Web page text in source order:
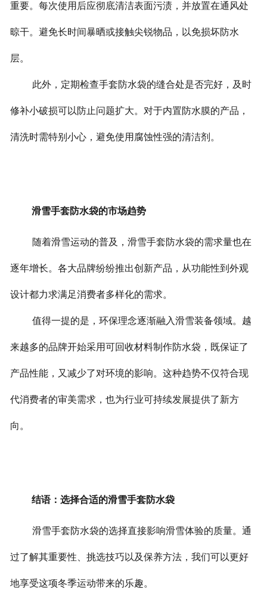
重要。每次使用后应彻底清洁表面污渍，并放置在通风处
晾干。避免长时间暴晒或接触尖锐物品，以免损坏防水
层。
此外，定期检查手套防水袋的缝合处是否完好，及时
修补小破损可以防止问题扩大。对于内置防水膜的产品，
清洗时需特别小心，避免使用腐蚀性强的清洁剂。
滑雪手套防水袋的市场趋势
随着滑雪运动的普及，滑雪手套防水袋的需求量也在
逐年增长。各大品牌纷纷推出创新产品，从功能性到外观
设计都力求满足消费者多样化的需求。
值得一提的是，环保理念逐渐融入滑雪装备领域。越
来越多的品牌开始采用可回收材料制作防水袋，既保证了
产品性能，又减少了对环境的影响。这种趋势不仅符合现
代消费者的审美需求，也为行业可持续发展提供了新方
向。
结语：选择合适的滑雪手套防水袋
滑雪手套防水袋的选择直接影响滑雪体验的质量。通
过了解其重要性、挑选技巧以及保养方法，我们可以更好
地享受这项冬季运动带来的乐趣。